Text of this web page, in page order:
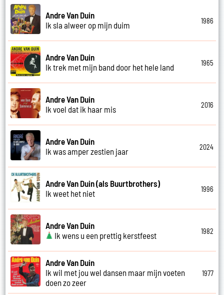
Andre Van Duin
Ik sla alweer op mijn duim
1986
Andre Van Duin
Ik trek met mijn band door het hele land
1965
Andre Van Duin
Ik voel dat ik haar mis
2016
Andre Van Duin
Ik was amper zestien jaar
2024
Andre Van Duin (als Buurtbrothers)
Ik weet het niet
1996
Andre Van Duin
Ik wens u een prettig kerstfeest
1982
Andre Van Duin
Ik wil met jou wel dansen maar mijn voeten
doen zo zeer
1977